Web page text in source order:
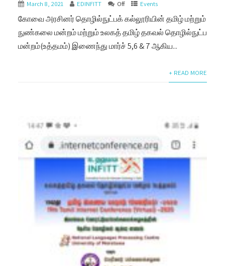
March 8, 2021 EDINFITT Off Events
கோவை அரசினர் தொழில்நுட்பக் கல்லூரியின் தமிழ் மற்றும்
நுண்கலை மன்றம் மற்றும் உலகத் தமிழ் தகவல் தொழில்நுட்ப
மன்றம்(உத்தமம்) இணைந்து மார்ச் 5,6 & 7 ஆகிய...
+ READ MORE